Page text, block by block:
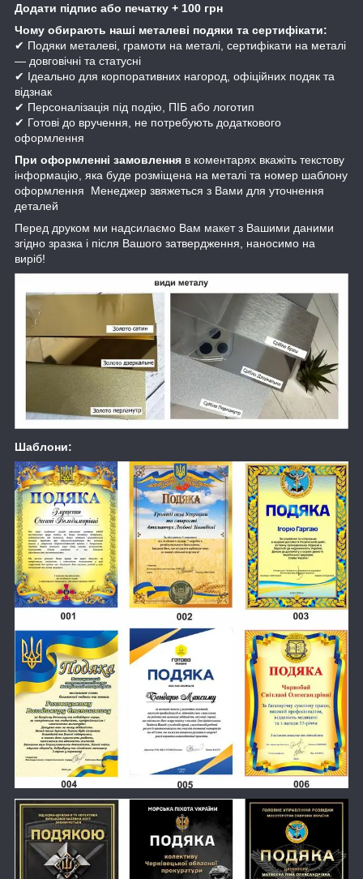
Додати підпис або печатку + 100 грн
Чому обирають наші металеві подяки та сертифікати:
✔ Подяки металеві, грамоти на металі, сертифікати на металі
— довговічні та статусні
✔ Ідеально для корпоративних нагород, офіційних подяк та
відзнак
✔ Персоналізація під подію, ПІБ або логотип
✔ Готові до вручення, не потребують додаткового
оформлення
При оформленні замовлення в коментарях вкажіть текстову
інформацію, яка буде розміщена на металі та номер шаблону
оформлення Менеджер звяжеться з Вами для уточнення
деталей
Перед друком ми надсилаємо Вам макет з Вашими даними
згідно зразка і після Вашого затвердження, наносимо на
виріб!
Шаблони: